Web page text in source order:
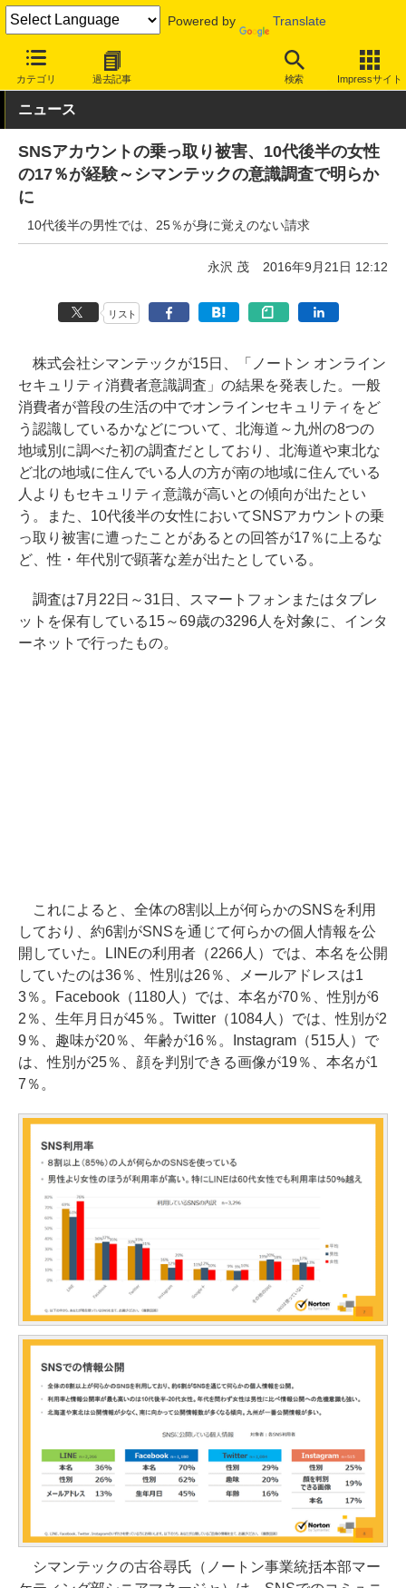
Powered by Translate
カテゴリ 過去記事 検索 Impressサイト
INTERNET Watch トピック 調査
ニュース
SNSアカウントの乗っ取り被害、10代後半の女性
の17％が経験～シマンテックの意識調査で明らか
に
10代後半の男性では、25％が身に覚えのない請求
永沢 茂 2016年9月21日 12:12
リスト
株式会社シマンテックが15日、「ノートン オンライン
セキュリティ消費者意識調査」の結果を発表した。一般
消費者が普段の生活の中でオンラインセキュリティをど
う認識しているかなどについて、北海道～九州の8つの
地域別に調べた初の調査だとしており、北海道や東北な
ど北の地域に住んでいる人の方が南の地域に住んでいる
人よりもセキュリティ意識が高いとの傾向が出たとい
う。また、10代後半の女性においてSNSアカウントの乗
っ取り被害に遭ったことがあるとの回答が17％に上るな
ど、性・年代別で顕著な差が出たとしている。
調査は7月22日～31日、スマートフォンまたはタブレ
ットを保有している15～69歳の3296人を対象に、インタ
ーネットで行ったもの。
これによると、全体の8割以上が何らかのSNSを利用
しており、約6割がSNSを通じて何らかの個人情報を公
開していた。LINEの利用者（2266人）では、本名を公開
していたのは36％、性別は26％、メールアドレスは1
3％。Facebook（1180人）では、本名が70％、性別が6
2％、生年月日が45％。Twitter（1084人）では、性別が2
9％、趣味が20％、年齢が16％。Instagram（515人）で
は、性別が25％、顔を判別できる画像が19％、本名が1
7％。
シマンテックの古谷尋氏（ノートン事業統括本部マー